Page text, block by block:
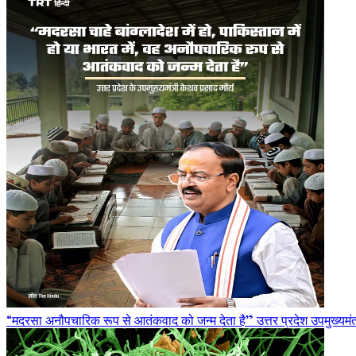
“मदरसा अनौपचारिक रूप से आतंकवाद को जन्म देता है” उत्तर प्रदेश